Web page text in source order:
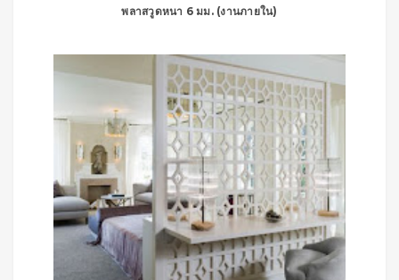
พลาสวูดหนา 6 มม. (งานภายใน)